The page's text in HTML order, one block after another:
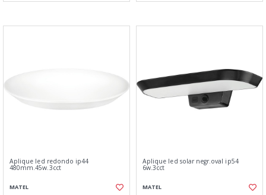
Aplique led redondo ip44
480mm.45w.3cct
MATEL
Aplique led solar negr.oval ip54
6w.3cct
MATEL